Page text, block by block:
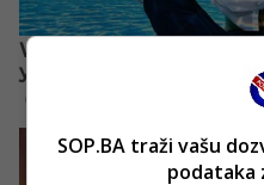
SOP.BA traži vašu
podataka